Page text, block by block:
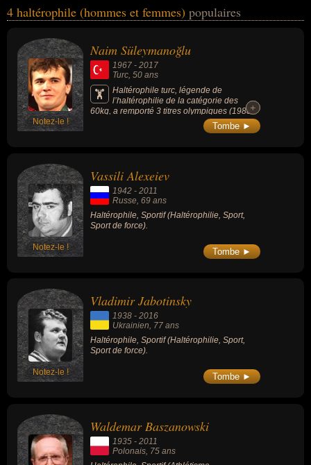
liens variés dans les domaines de l'haltérophilie, des record, du
également avoir été recordman ou sportif. En ce qui concerne leurs
nationalités au moment de leurs morts, ils peuvent avoir été turc,
russe, ukrainien ou polonais par exemple.
4 haltérophile (hommes et femmes) populaires
Notez-le !
Naim Süleymanoğlu
1967 - 2017
Turc, 50 ans
Haltérophile turc, légende de
l’haltérophilie de la catégorie des
60kg, a remporté 3 titres olympiques (1988,
1992, 1996) et 2 titres mondiaux (1985,
1986). Ses records sont de 170,5kg à
+
+
Tombe ►
Notez-le !
Vassili Alexeiev
1942 - 2011
Russe , 69 ans
Haltérophile, Sportif (Haltérophilie, Sport,
Sport de force).
Tombe ►
Notez-le !
Vladimir Jabotinsky
1938 - 2016
Ukrainien, 77 ans
Haltérophile, Sportif (Haltérophilie, Sport,
Sport de force).
Tombe ►
Waldemar Baszanowski
1935 - 2011
Polonais , 75 ans